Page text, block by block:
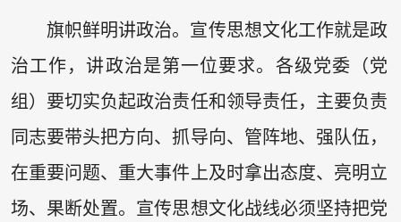
旗帜鲜明讲政治。宣传思想文化工作就是政
治工作，讲政治是第一位要求。各级党委（党
组）要切实负起政治责任和领导责任，主要负责
同志要带头把方向、抓导向、管阵地、强队伍，
在重要问题、重大事件上及时拿出态度、亮明立
场、果断处置。宣传思想文化战线必须坚持把党